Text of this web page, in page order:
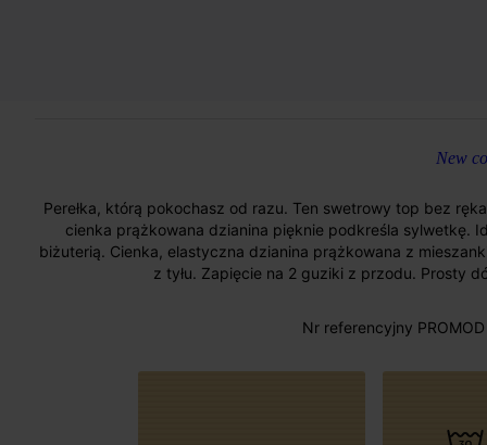
New
Perełka, którą pokochasz od razu. Ten swetrowy top bez
cienka prążkowana dzianina pięknie podkreśla sylwetkę.
biżuterią. Cienka, elastyczna dzianina prążkowana z
z tyłu. Zapięcie na 2 guziki z przodu. Prosty
Nr referencyjny